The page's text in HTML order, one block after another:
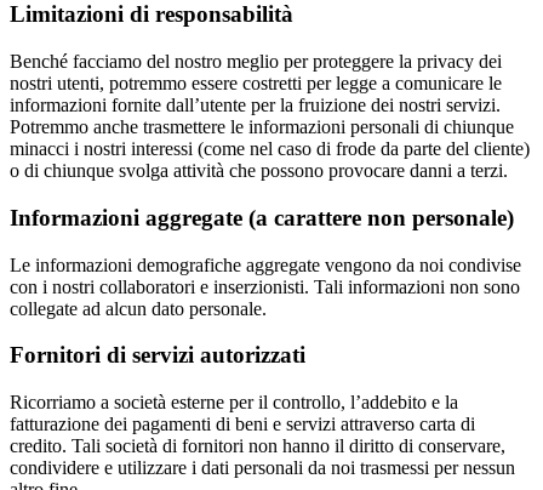
Limitazioni di responsabilità
Benché facciamo del nostro meglio per proteggere la privacy dei
nostri utenti, potremmo essere costretti per legge a comunicare le
informazioni fornite dall’utente per la fruizione dei nostri servizi.
Potremmo anche trasmettere le informazioni personali di chiunque
minacci i nostri interessi (come nel caso di frode da parte del cliente)
o di chiunque svolga attività che possono provocare danni a terzi.
Informazioni aggregate (a carattere non personale)
Le informazioni demografiche aggregate vengono da noi condivise
con i nostri collaboratori e inserzionisti. Tali informazioni non sono
collegate ad alcun dato personale.
Fornitori di servizi autorizzati
Ricorriamo a società esterne per il controllo, l’addebito e la
fatturazione dei pagamenti di beni e servizi attraverso carta di
credito. Tali società di fornitori non hanno il diritto di conservare,
condividere e utilizzare i dati personali da noi trasmessi per nessun